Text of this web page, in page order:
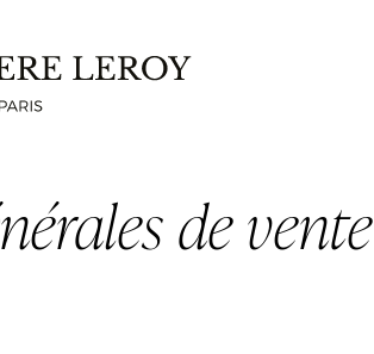
de vente